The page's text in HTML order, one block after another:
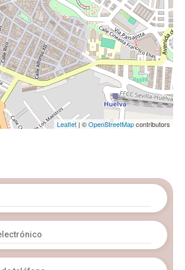
Leaflet | ©OpenStreetMapcontributors